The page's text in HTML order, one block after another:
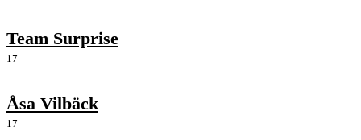
Team Surprise
17
Åsa Vilbäck
17